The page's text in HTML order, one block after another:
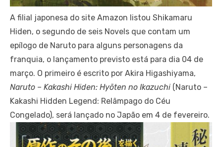
A filial japonesa do site Amazon listou Shikamaru
Hiden, o segundo de seis Novels que contam um
epílogo de Naruto para alguns personagens da
franquia, o lançamento previsto está para dia 04 de
março. O primeiro é escrito por Akira Higashiyama,
Naruto – Kakashi Hiden: Hyōten no Ikazuchi (Naruto –
Kakashi Hidden Legend: Relâmpago do Céu
Congelado), será lançado no Japão em 4 de fevereiro.